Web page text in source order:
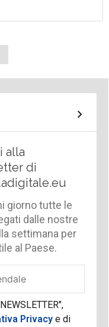
alla
di
giorno tutte le
dalle nostre
settimana per
al Paese.
Privacy e di